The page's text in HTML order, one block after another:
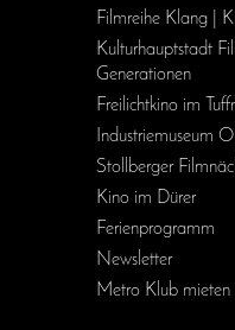
Filmreihe Klang |
Kulturhauptstadt
Generationen
Freilichtkino im
Industriemuseum
Stollberger
Kino im Dürer
Ferienprogramm
Newsletter
Metro Klub mieten